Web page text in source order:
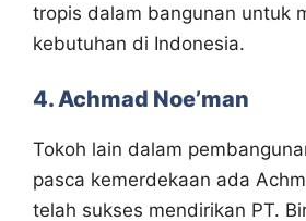
tropis dalam bangunan untuk
kebutuhan di Indonesia.
4. Achmad Noe’man
Tokoh lain dalam
pasca kemerdekaan ada
telah sukses mendirikan PT.